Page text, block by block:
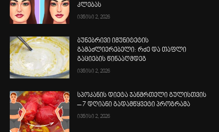
კლებას
ივნისი 2, 2026
ბუნებრივი იმუნიტეტის
გამაძლიერებელი: რძე და თაფლი
გაციების წინააღმდეგ
ივნისი 2, 2026
სპოკანის დიეტა ჯანმრთელი გულისთვის
– 7 დღიანი გადამწყვეტი პროგრამა
ივნისი 2, 2026